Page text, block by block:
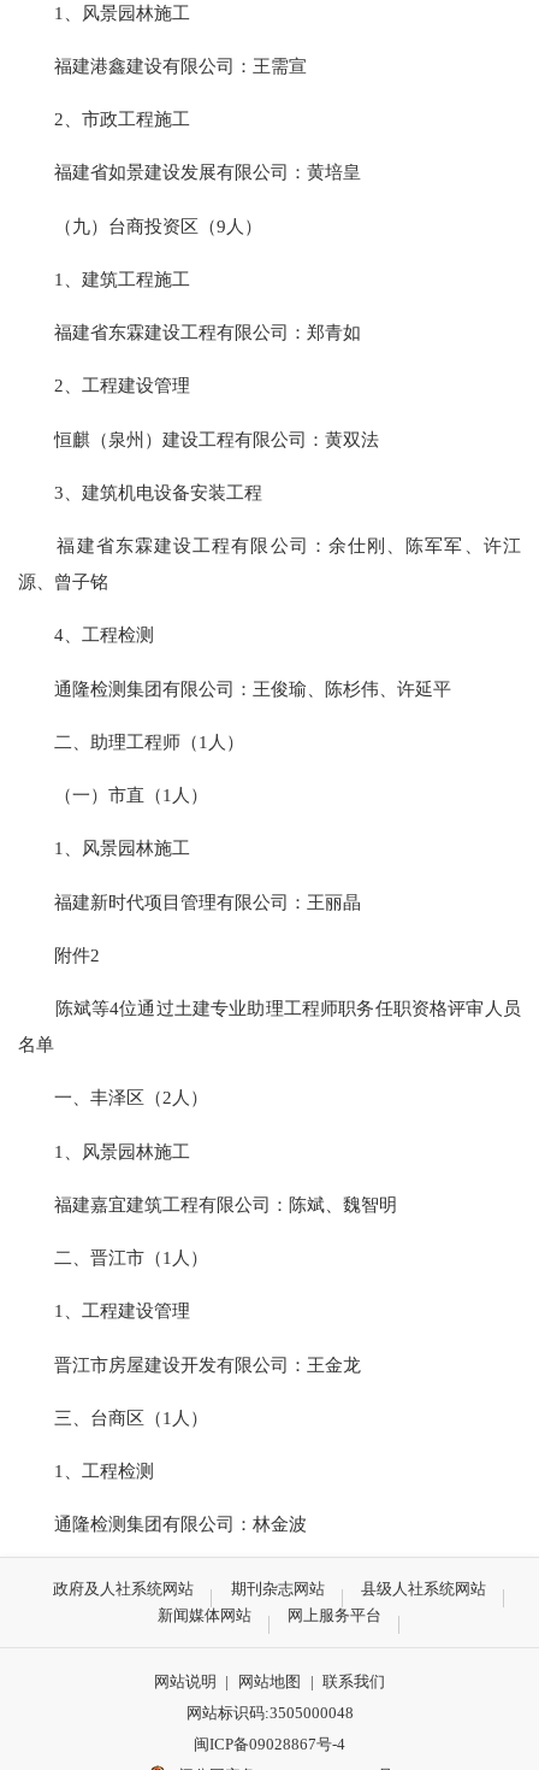
1、风景园林施工
福建港鑫建设有限公司：王需宣
2、市政工程施工
福建省如景建设发展有限公司：黄培皇
（九）台商投资区（9人）
1、建筑工程施工
福建省东霖建设工程有限公司：郑青如
2、工程建设管理
恒麒（泉州）建设工程有限公司：黄双法
3、建筑机电设备安装工程
福建省东霖建设工程有限公司：余仕刚、陈军军、许江
源、曾子铭
4、工程检测
通隆检测集团有限公司：王俊瑜、陈杉伟、许延平
二、助理工程师（1人）
（一）市直（1人）
1、风景园林施工
福建新时代项目管理有限公司：王丽晶
附件2
陈斌等4位通过土建专业助理工程师职务任职资格评审人员
名单
一、丰泽区（2人）
1、风景园林施工
福建嘉宜建筑工程有限公司：陈斌、魏智明
二、晋江市（1人）
1、工程建设管理
晋江市房屋建设开发有限公司：王金龙
三、台商区（1人）
1、工程检测
通隆检测集团有限公司：林金波
政府及人社系统网站 期刊杂志网站
县级人社系统网站
新闻媒体网站
网上服务平台
网站说明 | 网站地图 | 联系我们
网站标识码:3505000048
闽ICP备09028867号-4